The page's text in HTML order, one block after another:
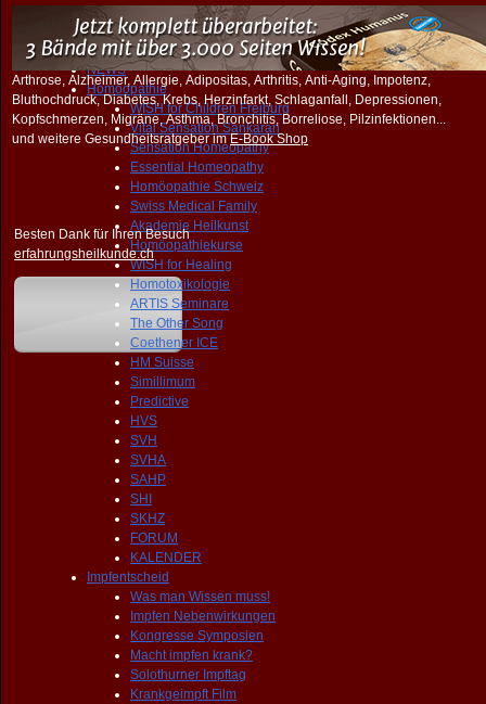
Veranstaltungen
START
PRAXIS
NEWS
Homöopathie
WISH for Children Freiburg
Vital Sensation Sankaran
Sensation Homeopathy
Essential Homeopathy
Homöopathie Schweiz
Swiss Medical Family
Akademie Heilkunst
Homöopathiekurse
WISH for Healing
Homotoxikologie
ARTIS Seminare
The Other Song
Coethener ICE
HM Suisse
Simillimum
Predictive
HVS
SVH
SVHA
SAHP
SHI
SKHZ
FORUM
KALENDER
Impfentscheid
Was man Wissen muss!
Impfen Nebenwirkungen
Kongresse Symposien
Macht impfen krank?
Solothurner Impftag
Krankgeimpft Film
Arthrose, Alzheimer, Allergie, Adipositas, Arthritis, Anti-Aging, Impotenz,
Bluthochdruck, Diabetes, Krebs, Herzinfarkt, Schlaganfall, Depressionen,
Kopfschmerzen, Migräne, Asthma, Bronchitis, Borreliose, Pilzinfektionen...
und weitere Gesundheitsratgeber imE-Book Shop
Besten Dank für Ihren Besuch
erfahrungsheilkunde.ch